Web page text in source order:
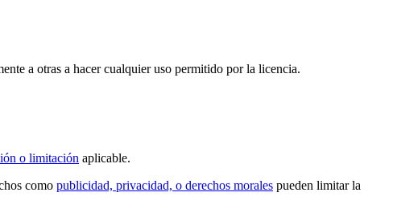
a otras a hacer cualquier uso permitido por la licencia.
o limitación aplicable.
como publicidad, privacidad, o derechos morales pueden limitar la